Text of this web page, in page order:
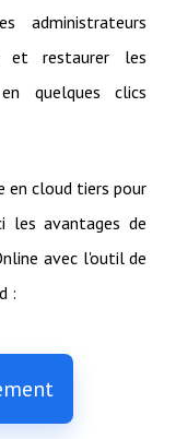
administrateurs
et restaurer les
quelques clics
en cloud tiers pour
les avantages de
avec l'outil de
: